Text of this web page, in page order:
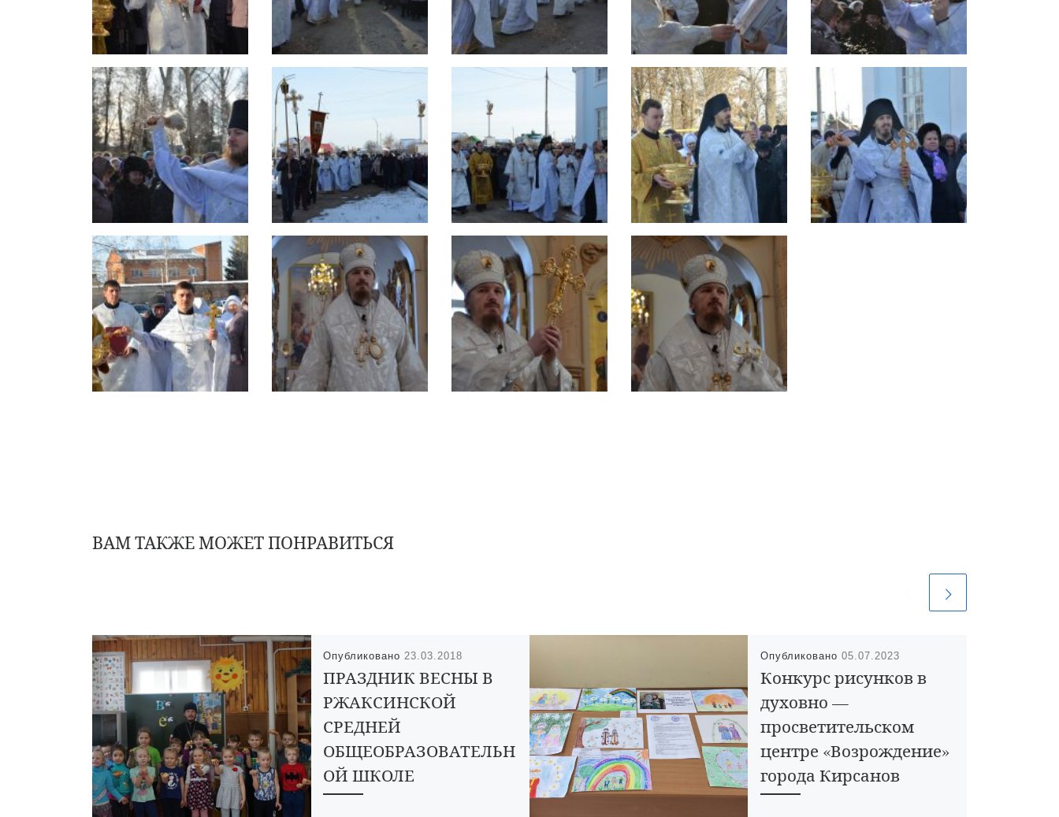
ВАМ ТАКЖЕ МОЖЕТ ПОНРАВИТЬСЯ
Опубликовано 23.03.2018
ПРАЗДНИК ВЕСНЫ В
РЖАКСИНСКОЙ
СРЕДНЕЙ
ОБЩЕОБРАЗОВАТЕЛЬН
ОЙ ШКОЛЕ
Опубликовано 05.07.2023
Конкурс рисунков в
духовно —
просветительском
центре «Возрождение»
города Кирсанов